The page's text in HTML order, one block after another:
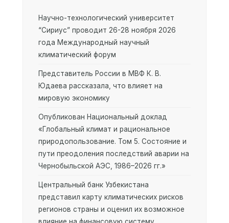
Научно-технологический университет
“Сириус” проводит 26-28 ноября 2026
года Международный научный
климатический форум
Представитель России в МВФ К. В.
Юдаева рассказала, что влияет на
мировую экономику
Опубликован Национальный доклад
«Глобальный климат и рациональное
природопользование. Том 5. Состояние и
пути преодоления последствий аварии на
Чернобыльской АЭС, 1986–2026 гг.»
Центральный банк Узбекистана
представил карту климатических рисков
регионов страны и оценил их возможное